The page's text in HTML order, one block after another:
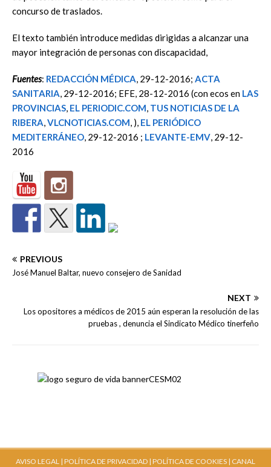
concurso de traslados.
El texto también introduce medidas dirigidas a alcanzar una
mayor integración de personas con discapacidad,
Fuentes: REDACCIÓN MÉDICA, 29-12-2016; ACTA
SANITARIA, 29-12-2016; EFE, 28-12-2016 (con ecos en LAS
PROVINCIAS, EL PERIODIC.COM, TUS NOTICIAS DE LA
RIBERA,VLCNOTICIAS.COM, ), EL PERIÓDICO
MEDITERRÁNEO, 29-12-2016 ; LEVANTE-EMV, 29-12-
2016
PREVIOUS
José Manuel Baltar, nuevo consejero de Sanidad
NEXT
Los opositores a médicos de 2015 aún esperan la resolución de las
pruebas , denuncia el Sindicato Médico tinerfeño
AVISO LEGAL | POLÍTICA DE PRIVACIDAD | POLÍTICA DE COOKIES | CANAL